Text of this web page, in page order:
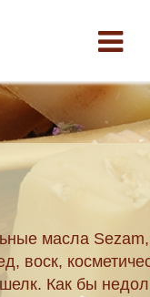
масла
воск,
Как бы